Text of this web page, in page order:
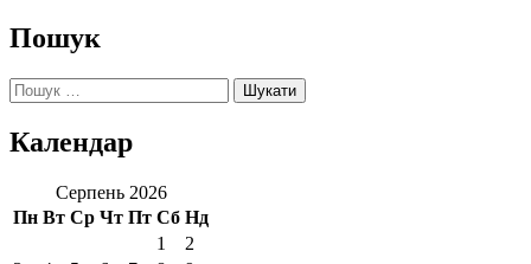
Пошук
Пошук:
Календар
Серпень 2026
Пн Вт Ср Чт Пт Сб Нд
1
2